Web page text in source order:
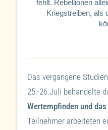
fehlt. Rebellionen
Kriegstreiben, als
Das vergangene
25.-26.Juli behandelte
Wertempfinden und
Teilnehmer arbeiteten